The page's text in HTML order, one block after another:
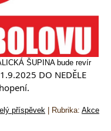
ŠUPINA bude revír
DO NEDĚLE
příspěvek Rubrika: Akce